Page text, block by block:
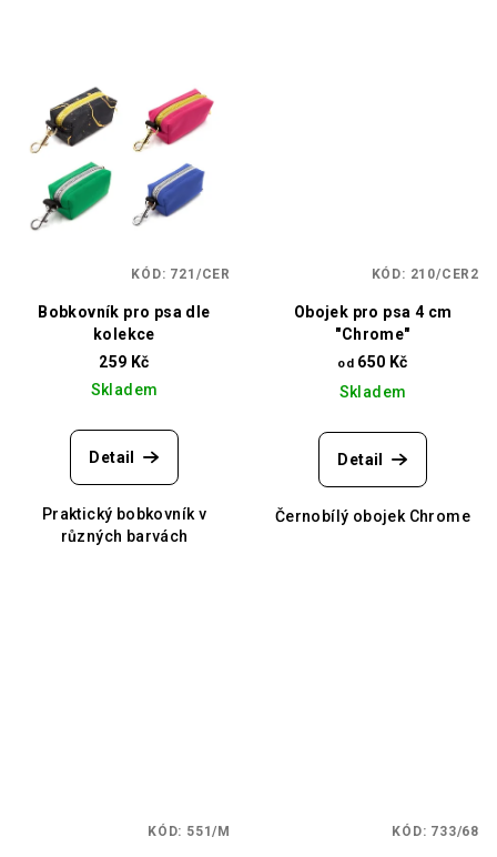
Bobkovník pro psa dle
kolekce
259 Kč
Skladem
Detail
Praktický bobkovník v
různých barvách
KÓD: 721/CER
Obojek pro psa 4 cm
"Chrome"
od 650 Kč
Skladem
Detail
Černobílý obojek Chrome
KÓD: 210/CER2
KÓD: 551/M KÓD: 733/68